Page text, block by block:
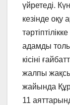
үйретеді.
кезінде
адамды
кісіні
жалпы
жайында
11